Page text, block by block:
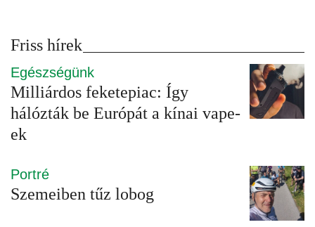
Friss hírek
Egészségünk
Milliárdos feketepiac: Így
hálózták be Európát a kínai vape-
ek
Portré
Szemeiben tűz lobog